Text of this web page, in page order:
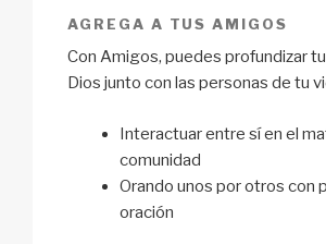
AGREGA A TUS AMIGOS
Con Amigos, puedes profundizar
Dios junto con las personas de tu
Interactuar entre sí en el
comunidad
Orando unos por otros con
oración